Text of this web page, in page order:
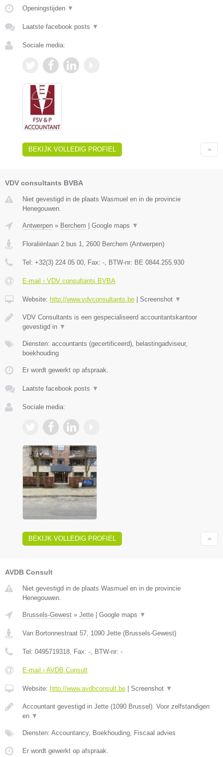
Openingstijden ▼
Laatste facebook posts ▼
Sociale media:
BEKIJK VOLLEDIG PROFIEL
VDV consultants BVBA
Niet gevestigd in de plaats Wasmuel en in de provincie
Henegouwen.
Antwerpen » Berchem | Google maps ▼
Floraliënlaan 2 bus 1 2600 Berchem (Antwerpen)
Tel: +32(3) 224 05 00 , Fax: - , BTW-nr: BE 0844.255.930
E-mail › VDV consultants BVBA
Website: http://www.vdvconsultants.be | Screenshot ▼
VDV Consultants is een gespecialiseerd accountantskantoor
gevestigd in ▼
Diensten: accountants (gecertificeerd), belastingadviseur,
boekhouding
Er wordt gewerkt op afspraak.
Laatste facebook posts ▼
Sociale media:
BEKIJK VOLLEDIG PROFIEL
AVDB Consult
Niet gevestigd in de plaats Wasmuel en in de provincie
Henegouwen.
Brussels-Gewest » Jette | Google maps ▼
Van Bortonnestraat 57 1090 Jette (Brussels-Gewest)
Tel: 0495719318 , Fax: - , BTW-nr: -
E-mail › AVDB Consult
Website: http://www.avdbconsult.be | Screenshot ▼
Accountant gevestigd in Jette (1090 Brussel). Voor zelfstandigen
en ▼
Diensten: Accountancy, Boekhouding, Fiscaal advies
Er wordt gewerkt op afspraak.